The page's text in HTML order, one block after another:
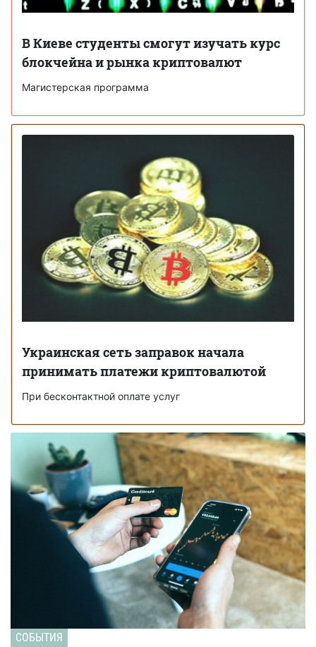
В Киеве студенты смогут изучать курс
блокчейна и рынка криптовалют
Магистерская программа
Украинская сеть заправок начала
принимать платежи криптовалютой
При бесконтактной оплате услуг
СОБЫТИЯ